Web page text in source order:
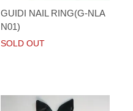
GUIDI NAIL RING(G-NLA
N01)
SOLD OUT